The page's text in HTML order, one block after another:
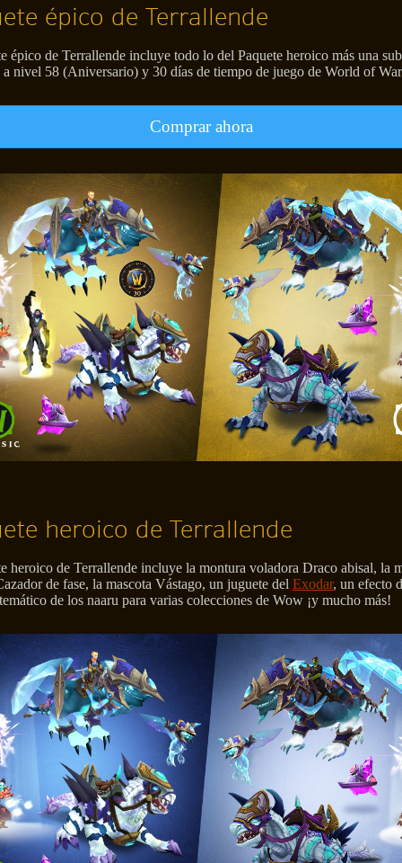
épico de Terrallende
épico de Terrallende incluye todo lo del Paquete heroico más una
a nivel 58 (Aniversario) y 30 días de tiempo de juego de World of
Comprar ahora
heroico de Terrallende
heroico de Terrallende incluye la montura voladora Draco abisal, la
de fase, la mascota Vástago, un juguete del Exodar, un efecto
de los naaru para varias colecciones de Wow ¡y mucho más!